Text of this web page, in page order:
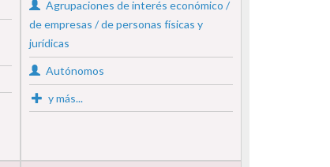
Agrupaciones de interés económico /
de empresas / de personas físicas y
jurídicas
Autónomos
y más...